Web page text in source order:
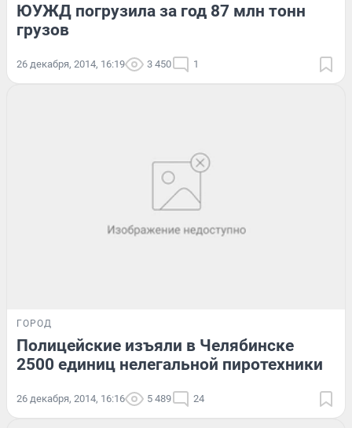
ЮУЖД погрузила за год 87 млн тонн
грузов
26 декабря, 2014, 16:19 3 450 1
ГОРОД
Полицейские изъяли в Челябинске
2500 единиц нелегальной пиротехники
26 декабря, 2014, 16:16 5 489 24